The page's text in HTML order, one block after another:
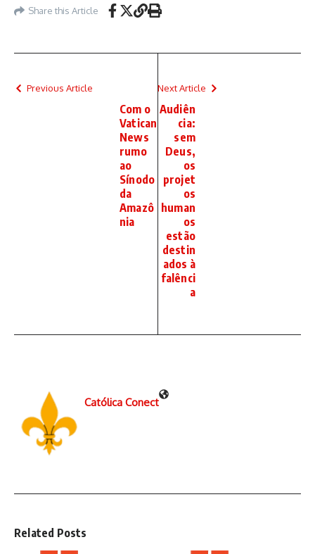
Share this Article
Previous Article
Com o
Vatican
News
rumo
ao
Sínodo
da
Amazô
nia
Next Article
Audiên
cia:
sem
Deus,
os
projet
os
human
os
estão
destin
ados à
falênci
a
Católica Conect
Related Posts